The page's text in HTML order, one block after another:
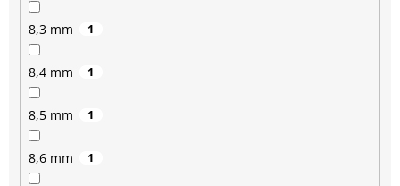
8,3 mm 1
8,4 mm 1
8,5 mm 1
8,6 mm 1